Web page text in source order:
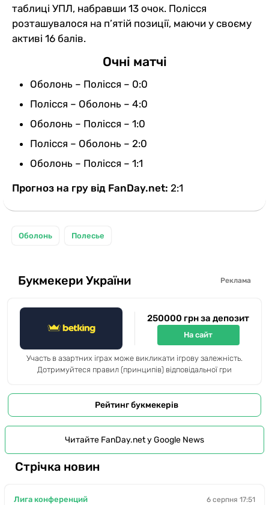
таблиці УПЛ, набравши 13 очок. Полісся
розташувалося на п’ятій позиції, маючи у своєму
активі 16 балів.
Очні матчі
Оболонь – Полісся – 0:0
Полісся – Оболонь – 4:0
Оболонь – Полісся – 1:0
Полісся – Оболонь – 2:0
Оболонь – Полісся – 1:1
Прогноз на гру від FanDay.net: 2:1
Оболонь Полесье
Букмекери України Реклама
250000 грн за депозит
На сайт
Участь в азартних іграх може викликати ігрову залежність.
Дотримуйтеся правил (принципів) відповідальної гри
Рейтинг букмекерів
Читайте FanDay.net у Google News
Стрічка новин
Лига конференций 6 серпня 17:51